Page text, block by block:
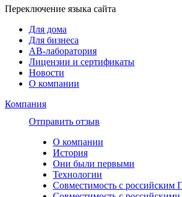
Переключение языка сайта
Для дома
Для бизнеса
АВ-лаборатория
Лицензии и сертификаты
Новости
О компании
Компания
Отправить отзыв
О компании
История
Они были первыми
Технологии
Совместимость с российским